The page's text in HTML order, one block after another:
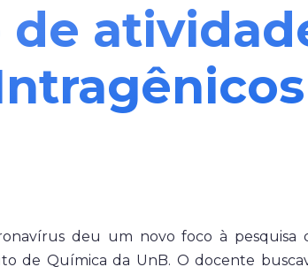
de
deu um novo foco à pesquisa
de Química da UnB. O docente